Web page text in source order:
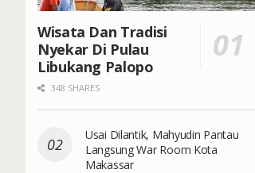
Wisata Dan Tradisi
Nyekar Di Pulau
Libukang Palopo
348 SHARES
Usai Dilantik, Mahyudin Pantau
Langsung War Room Kota
Makassar